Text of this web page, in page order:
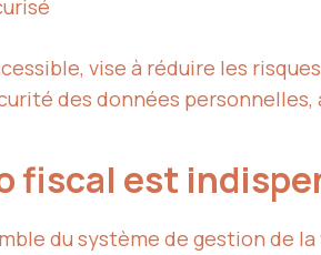
vise à réduire les
des données
fiscal est
du système de gestion de